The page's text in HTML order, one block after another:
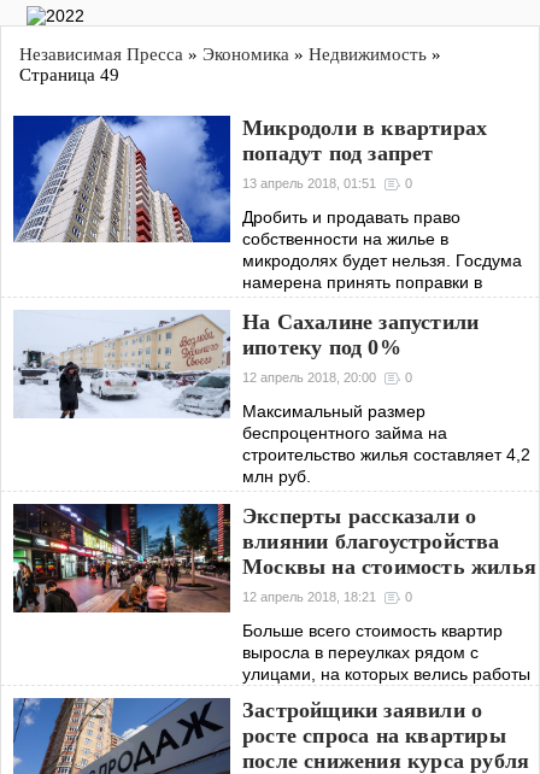
Независимая Пресса » Экономика » Недвижимость »
Страница 49
Микродоли в квартирах
попадут под запрет
13 апрель 2018, 01:51 0
Дробить и продавать право
собственности на жилье в
микродолях будет нельзя. Госдума
намерена принять поправки в
Жилищный кодекс.
На Сахалине запустили
ипотеку под 0%
12 апрель 2018, 20:00 0
Максимальный размер
беспроцентного займа на
строительство жилья составляет 4,2
млн руб.
Эксперты рассказали о
влиянии благоустройства
Москвы на стоимость жилья
12 апрель 2018, 18:21 0
Больше всего стоимость квартир
выросла в переулках рядом с
улицами, на которых велись работы
эксперты
Застройщики заявили о
росте спроса на квартиры
после снижения курса рубля